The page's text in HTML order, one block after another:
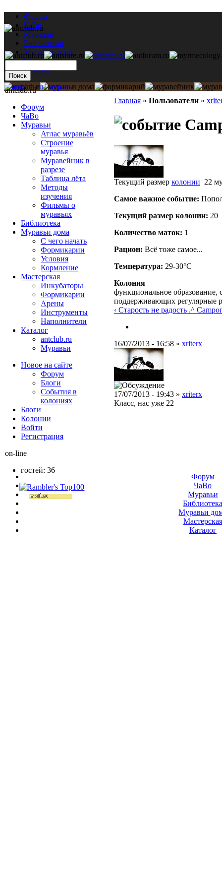
Форум
ЧаВо
Муравьи
Библиотека
Муравьи дома
Мастерская
Каталог
Главная » Пользователи »
Текущий размер колонии 22
Самое важное событие:
Текущий размер кoлонии: 20
Количество маток: 1
Рацион: Всё тоже самое...
Температура: 29-30°C
Колония
функциональное образование,
поддерживающих регулярные
‹ Старость не радость .^
16/07/2013 - 16:58 » xriterx
17/07/2013 - 19:43 » xriterx
Класс, нас уже 22
antclub.ru
Форум
ЧаВо
Муравьи
Атлас муравьёв
Строение
муравья
Муравейник в
разрезе
Таблица лёта
Методы
изучения
Фильмы о
муравьях
Библиотека
Муравьи дома
С чего начать
Формикарии
Условия
Кормление
Мастерская
Инкубаторы
Формикарии
Арены
Инструменты
Наполнители
Каталог
antclub.ru
Муравьи
Новое на сайте
Форум
Блоги
События в
колониях
Блоги
Колонии
Войти
Peгиcтpaция
on-line
гостей: 36
Форум
ЧаВо
Муравьи
Муравьи
Мастерская
Каталог